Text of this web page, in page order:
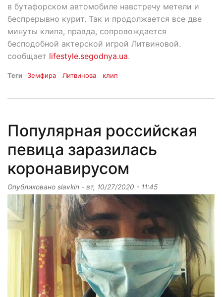
в бутафорском автомобиле навстречу метели и
беспрерывно курит. Так и продолжается все две
минуты клипа, правда, сопровождается
бесподобной актерской игрой Литвиновой.
сообщает lifestyle.segodnya.ua.
Теги Земфира Литвинова клип
Популярная российская
певица заразилась
коронавирусом
Опубликовано slavkin - вт, 10/27/2020 - 11:45